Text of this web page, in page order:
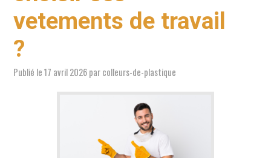
BRICOLAGE
vetements de travail
?
Publié le17 avril 2026parcolleurs-de-plastique